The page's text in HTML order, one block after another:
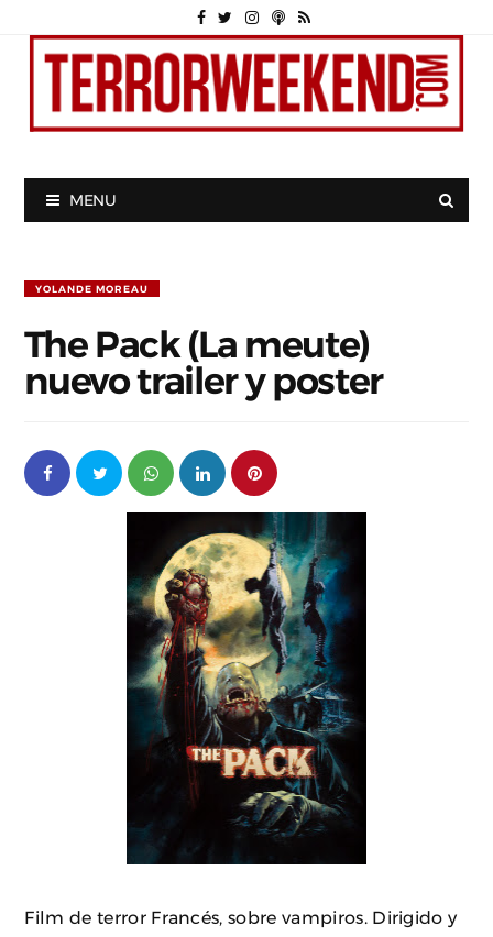
MENU
YOLANDE MOREAU
The Pack (La meute)
nuevo trailer y poster
Film de terror Francés, sobre vampiros. Dirigido y